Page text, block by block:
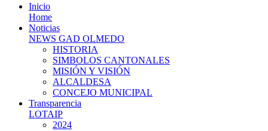
Inicio
Home
Noticias
NEWS GAD OLMEDO
HISTORIA
SIMBOLOS CANTONALES
MISIÓN Y VISIÓN
ALCALDESA
CONCEJO MUNICIPAL
Transparencia
LOTAIP
2024